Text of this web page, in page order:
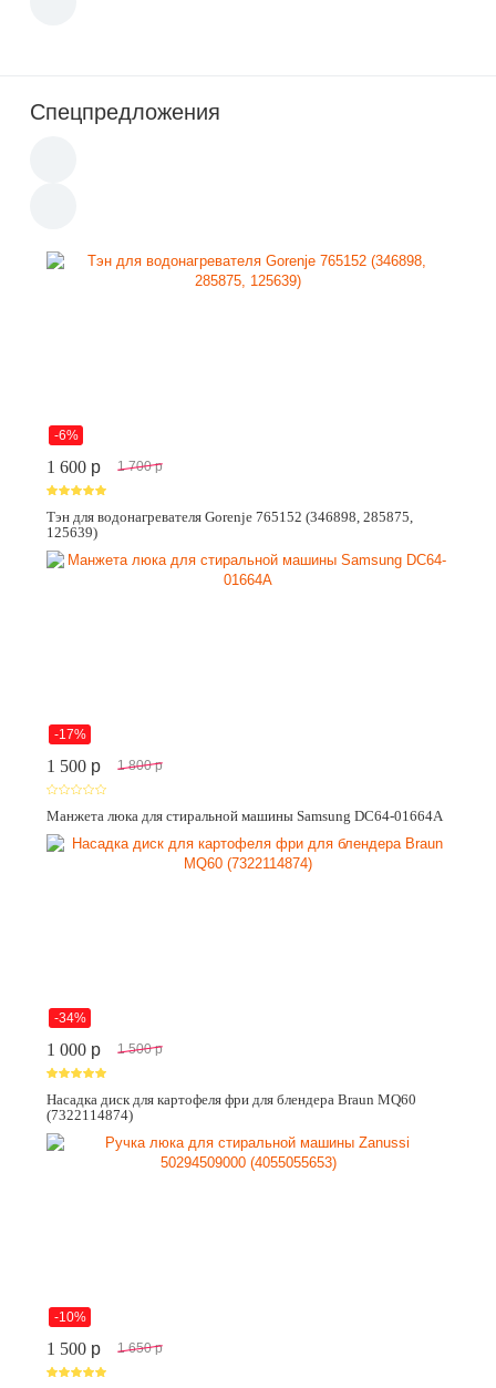
Спецпредложения
-6%
1 600 p 1 700 p
Тэн для водонагревателя Gorenje 765152 (346898, 285875,
125639)
-17%
1 500 p 1 800 p
Манжета люка для стиральной машины Samsung DC64-01664A
-34%
1 000 p 1 500 p
Насадка диск для картофеля фри для блендера Braun MQ60
(7322114874)
-10%
1 500 p 1 650 p